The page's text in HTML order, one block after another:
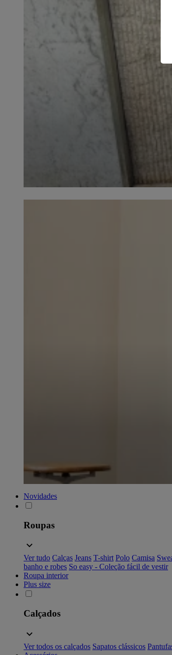
Novidades
Roupas
Ver tudo Calças Jeans T-shirt Polo Camisa
banho e robes So easy - Coleção fácil de vestir
Roupa interior
Plus size
Calçados
Ver todos os calçados Sapatos clássicos